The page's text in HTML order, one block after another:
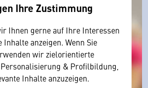
Ihre Zustimmung
Ihnen gerne auf Ihre Interessen
Inhalte anzeigen. Wenn Sie
wir zielorientierte
& Profilbildung,
Inhalte anzuzeigen.